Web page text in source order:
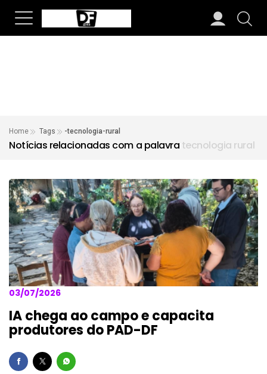
Home Tags -tecnologia-rural
Notícias relacionadas com a palavra tecnologia rural
03/07/2026
IA chega ao campo e capacita
produtores do PAD-DF